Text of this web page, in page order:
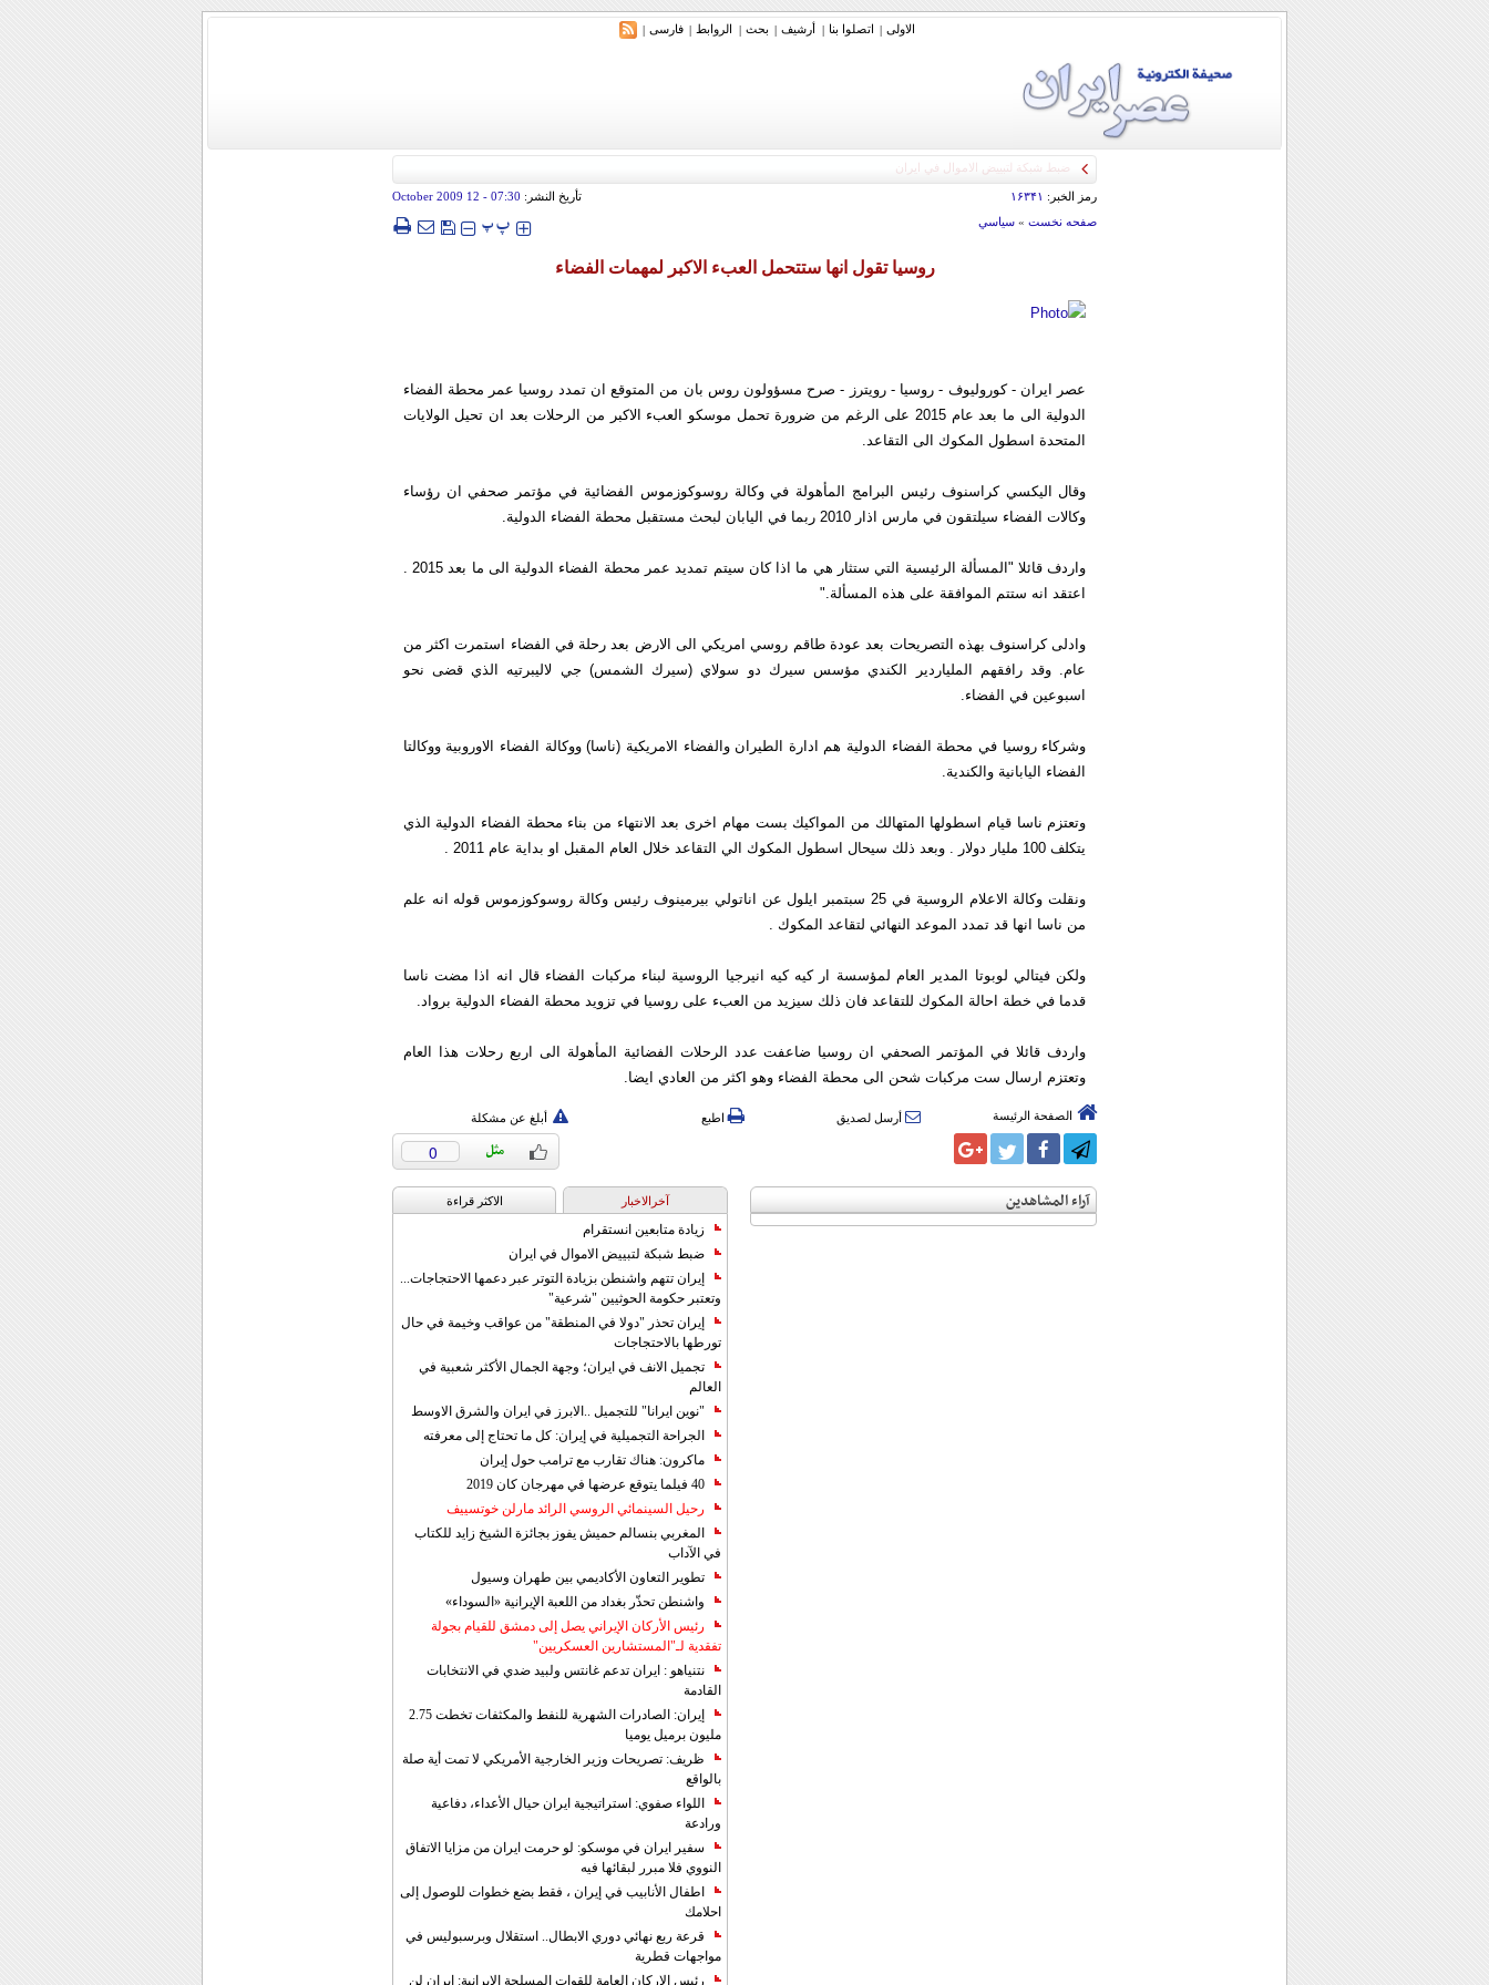
الاولی | اتصلوا بنا | أرشیف | بحث | الروابط | فارسی |
رمز الخبر: ۱۶۳۴۱ تأريخ النشر: 07:30
- 12 October 2009
صفحه نخست» سياسي ‍‍‍ پپ
روسيا تقول انها ستتحمل العبء الاكبر لمهمات الفضاء
عصر ايران - كوروليوف - روسيا - رويترز - صرح مسؤولون روس بان من المتوقع ان تمدد روسيا عمر محطة الفضاء
الدولية الى ما بعد عام 2015 على الرغم من ضرورة تحمل موسكو العبء الاكبر من الرحلات بعد ان تحيل الولايات
المتحدة اسطول المكوك الى التقاعد.
وقال اليكسي كراسنوف رئيس البرامج المأهولة في وكالة روسوكوزموس الفضائية في مؤتمر صحفي ان رؤساء
وكالات الفضاء سيلتقون في مارس اذار 2010 ربما في اليابان لبحث مستقبل محطة الفضاء الدولية.
واردف قائلا "المسألة الرئيسية التي ستثار هي ما اذا كان سيتم تمديد عمر محطة الفضاء الدولية الى ما بعد 2015 .
اعتقد انه ستتم الموافقة على هذه المسألة."
وادلى كراسنوف بهذه التصريحات بعد عودة طاقم روسي امريكي الى الارض بعد رحلة في الفضاء استمرت اكثر من
عام. وقد رافقهم الملياردير الكندي مؤسس سيرك دو سولاي (سيرك الشمس) جي لاليبرتيه الذي قضى نحو
اسبوعين في الفضاء.
وشركاء روسيا في محطة الفضاء الدولية هم ادارة الطيران والفضاء الامريكية (ناسا) ووكالة الفضاء الاوروبية ووكالتا
الفضاء اليابانية والكندية.
وتعتزم ناسا قيام اسطولها المتهالك من المواكيك بست مهام اخرى بعد الانتهاء من بناء محطة الفضاء الدولية الذي
يتكلف 100 مليار دولار . وبعد ذلك سيحال اسطول المكوك الي التقاعد خلال العام المقبل او بداية عام 2011 .
ونقلت وكالة الاعلام الروسية في 25 سبتمبر ايلول عن اناتولي بيرمينوف رئيس وكالة روسوكوزموس قوله انه علم
من ناسا انها قد تمدد الموعد النهائي لتقاعد المكوك .
ولكن فيتالي لوبوتا المدير العام لمؤسسة ار كيه كيه انيرجيا الروسية لبناء مركبات الفضاء قال انه اذا مضت ناسا
قدما في خطة احالة المكوك للتقاعد فان ذلك سيزيد من العبء على روسيا في تزويد محطة الفضاء الدولية برواد.
واردف قائلا في المؤتمر الصحفي ان روسيا ضاعفت عدد الرحلات الفضائية المأهولة الى اربع رحلات هذا العام
وتعتزم ارسال ست مركبات شحن الى محطة الفضاء وهو اكثر من العادي ايضا.
الصفحة الرئيسة أرسل لصديق اطبع أبلغ عن مشكلة
0
آراء المشاهدين آخرالاخبار الاکثر قراءة
زيادة متابعين انستقرام
ضبط شبكة لتبييض الاموال في ايران
إيران تتهم واشنطن بزيادة التوتر عبر دعمها الاحتجاجات...
وتعتبر حكومة الحوثيين "شرعية"
إيران تحذر "دولا في المنطقة" من عواقب وخيمة في حال
تورطها بالاحتجاجات
تجميل الانف في ايران؛ وجهة الجمال الأكثر شعبية في
العالم
"نوين ايرانا" للتجميل ..الابرز في ايران والشرق الاوسط
الجراحة التجميلية في إيران: كل ما تحتاج إلى معرفته
ماكرون: هناك تقارب مع ترامب حول إيران
40 فيلما يتوقع عرضها في مهرجان كان 2019
رحيل السينمائي الروسي الرائد مارلن خوتسييف
المغربي بنسالم حميش يفوز بجائزة الشيخ زايد للكتاب
في الآداب
تطوير التعاون الأكاديمي بين طهران وسيول
واشنطن تحذّر بغداد من اللعبة الإيرانية «السوداء»
رئيس الأركان الإيراني يصل إلى دمشق للقيام بجولة
تفقدية لـ"المستشارين العسكريين"
نتنياهو : ايران تدعم غانتس ولبيد ضدي في الانتخابات
القادمة
إيران: الصادرات الشهریة للنفط والمكثفات تخطت 2.75
مليون برميل يوميا
ظريف: تصريحات وزير الخارجية الأمريكي لا تمت أية صلة
بالواقع
اللواء صفوي: استراتيجية ايران حيال الأعداء، دفاعية
ورادعة
سفير ايران في موسكو: لو حرمت ايران من مزايا الاتفاق
النووي فلا مبرر لبقائها فيه
اطفال الأنابيب في إيران ، فقط بضع خطوات للوصول إلى
احلامك
قرعة ربع نهائي دوري الابطال.. استقلال وبرسبوليس في
مواجهات قطرية
رئيس الاركان العامة للقوات المسلحة الايرانية: ايران لن